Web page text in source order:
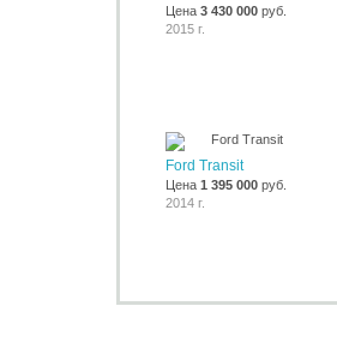
Цена3 430 000 руб.
2015 г.
Ford Transit
Цена1 395 000 руб.
2014 г.